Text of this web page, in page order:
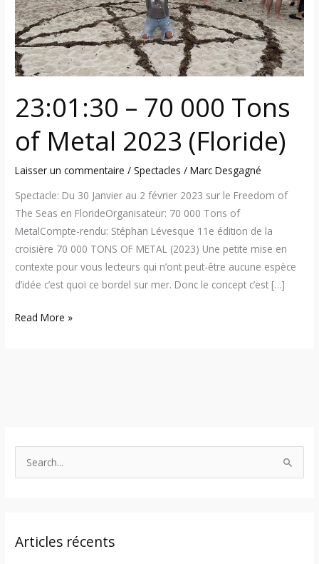
23:01:30 – 70 000 Tons
of Metal 2023 (Floride)
Laisser un commentaire /Spectacles /Marc Desgagné
Spectacle: Du 30 Janvier au 2 février 2023 sur le Freedom of
The Seas en FlorideOrganisateur: 70 000 Tons of
MetalCompte-rendu: Stéphan Lévesque 11e édition de la
croisière 70 000 TONS OF METAL (2023) Une petite mise en
contexte pour vous lecteurs qui n’ont peut-être aucune espèce
d’idée c’est quoi ce bordel sur mer. Donc le concept c’est […]
of
Metal
2023
(Floride)
Read More »
c
Articles récents